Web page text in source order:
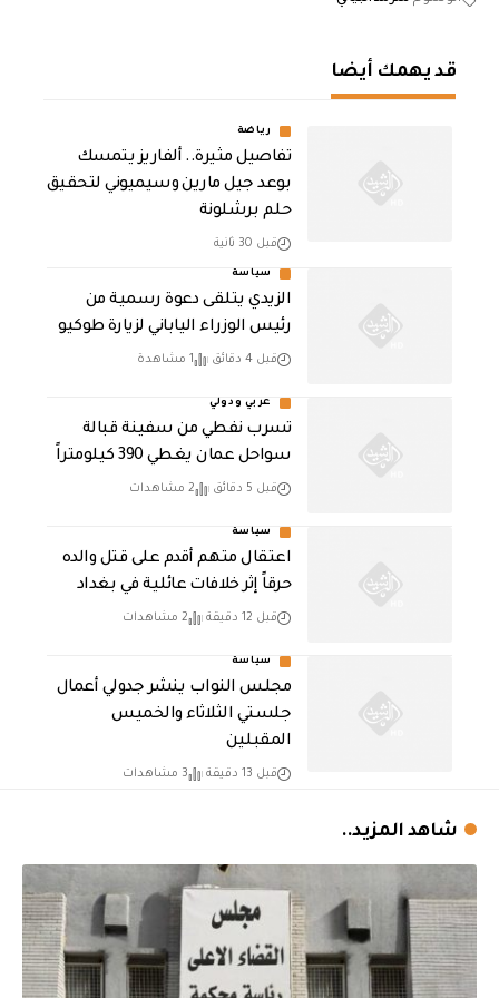
قد يهمك أيضا
رياضة
تفاصيل مثيرة.. ألفاريز يتمسك
بوعد جيل مارين وسيميوني لتحقيق
حلم برشلونة
قبل 30 ثانية
سياسة
الزيدي يتلقى دعوة رسمية من
رئيس الوزراء الياباني لزيارة طوكيو
قبل 4 دقائق 1 مشاهدة
عربي ودولي
تسرب نفطي من سفينة قبالة
سواحل عمان يغطي 390 كيلومتراً
قبل 5 دقائق 2 مشاهدات
سياسة
اعتقال متهم أقدم على قتل والده
حرقاً إثر خلافات عائلية في بغداد
قبل 12 دقيقة 2 مشاهدات
سياسة
مجلس النواب ينشر جدولي أعمال
جلستي الثلاثاء والخميس
المقبلين
قبل 13 دقيقة 3 مشاهدات
شاهد المزيد..